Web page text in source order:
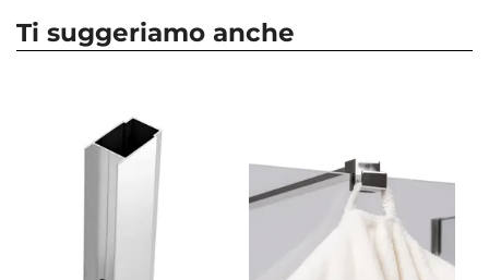
Apertura
70 x 70 cm
Reversibile
Ti suggeriamo anche